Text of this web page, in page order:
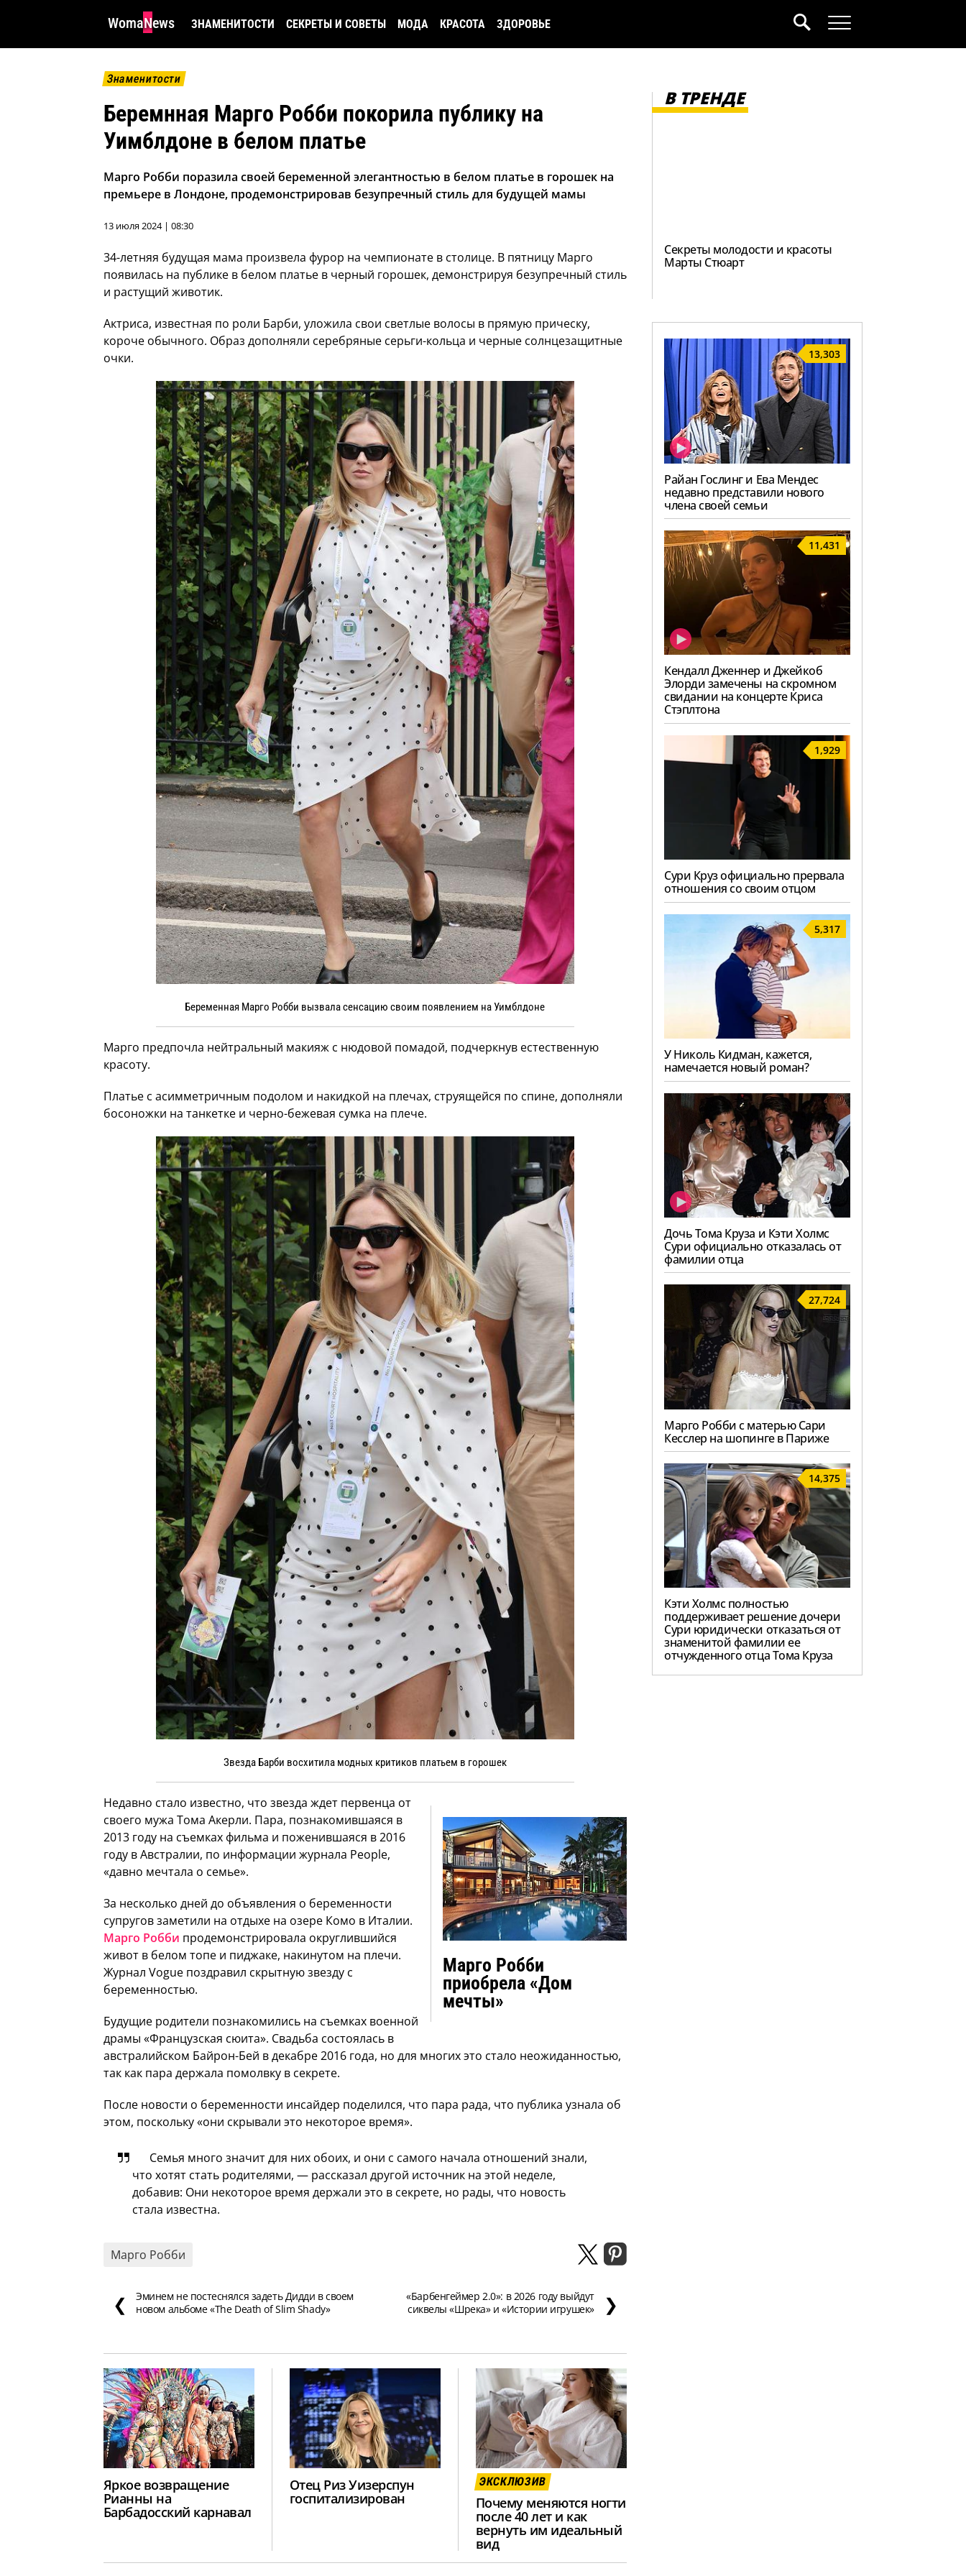
WomaNews ЗНАМЕНИТОСТИ СЕКРЕТЫ И СОВЕТЫ МОДА КРАСОТА ЗДОРОВЬЕ
Знаменитости
Беремнная Марго Робби покорила публику на
Уимблдоне в белом платье
Марго Робби поразила своей беременной элегантностью в белом платье в горошек на
премьере в Лондоне, продемонстрировав безупречный стиль для будущей мамы
13 июля 2024 | 08:30
34-летняя будущая мама произвела фурор на чемпионате в столице. В пятницу Марго
появилась на публике в белом платье в черный горошек, демонстрируя безупречный стиль
и растущий животик.
Актриса, известная по роли Барби, уложила свои светлые волосы в прямую прическу,
короче обычного. Образ дополняли серебряные серьги-кольца и черные солнцезащитные
очки.
Беременная Марго Робби вызвала сенсацию своим появлением на Уимблдоне
Марго предпочла нейтральный макияж с нюдовой помадой, подчеркнув естественную
красоту.
Платье с асимметричным подолом и накидкой на плечах, струящейся по спине, дополняли
босоножки на танкетке и черно-бежевая сумка на плече.
Звезда Барби восхитила модных критиков платьем в горошек
Марго Робби
приобрела «Дом
мечты»
Недавно стало известно, что звезда ждет первенца от
своего мужа Тома Акерли. Пара, познакомившаяся в
2013 году на съемках фильма и поженившаяся в 2016
году в Австралии, по информации журнала People,
«давно мечтала о семье».
За несколько дней до объявления о беременности
супругов заметили на отдыхе на озере Комо в Италии.
Марго Робби продемонстрировала округлившийся
живот в белом топе и пиджаке, накинутом на плечи.
Журнал Vogue поздравил скрытную звезду с
беременностью.
Будущие родители познакомились на съемках военной
драмы «Французская сюита». Свадьба состоялась в
австралийском Байрон-Бей в декабре 2016 года, но для многих это стало неожиданностью,
так как пара держала помолвку в секрете.
После новости о беременности инсайдер поделился, что пара рада, что публика узнала об
этом, поскольку «они скрывали это некоторое время».
Семья много значит для них обоих, и они с самого начала отношений знали,
что хотят стать родителями, — рассказал другой источник на этой неделе,
добавив: Они некоторое время держали это в секрете, но рады, что новость
стала известна.
Марго Робби
❮
Эминем не постеснялся задеть Дидди в своем
новом альбоме «The Death of Slim Shady»
«Барбенгеймер 2.0»: в 2026 году выйдут
сиквелы «Шрека» и «Истории игрушек»
❯
Яркое возвращение
Рианны на
Барбадосский карнавал
Отец Риз Уизерспун
госпитализирован
ЭКСКЛЮЗИВ
Почему меняются ногти
после 40 лет и как
вернуть им идеальный
вид
В ТРЕНДЕ
Секреты молодости и красоты
Марты Стюарт
13,303
Райан Гослинг и Ева Мендес
недавно представили нового
члена своей семьи
11,431
Кендалл Дженнер и Джейкоб
Элорди замечены на скромном
свидании на концерте Криса
Стэплтона
1,929
Сури Круз официально прервала
отношения со своим отцом
5,317
У Николь Кидман, кажется,
намечается новый роман?
Дочь Тома Круза и Кэти Холмс
Сури официально отказалась от
фамилии отца
27,724
Марго Робби с матерью Сари
Кесслер на шопинге в Париже
14,375
Кэти Холмс полностью
поддерживает решение дочери
Сури юридически отказаться от
знаменитой фамилии ее
отчужденного отца Тома Круза